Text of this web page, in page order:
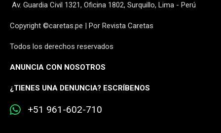
Av. Guardia Civil 1321, Oficina 1802, Surquillo, Lima - Perú
Copyright ©caretas.pe | Por Revista Caretas
Todos los derechos reservados
ANUNCIA CON NOSOTROS
¿TIENES UNA DENUNCIA? ESCRÍBENOS
+51 961-602-710